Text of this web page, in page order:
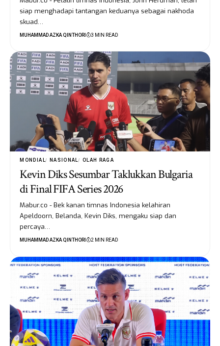
siap menghadapi tantangan keduanya sebagai nakhoda
skuad…
MUHAMMAD AZKA QINTHORI 3 MIN READ
MONDIAL NASIONAL OLAH RAGA
Kevin Diks Sesumbar Taklukkan Bulgaria
di Final FIFA Series 2026
Mabur.co - Bek kanan timnas Indonesia kelahiran
Apeldoorn, Belanda, Kevin Diks, mengaku siap dan
percaya…
MUHAMMAD AZKA QINTHORI 2 MIN READ